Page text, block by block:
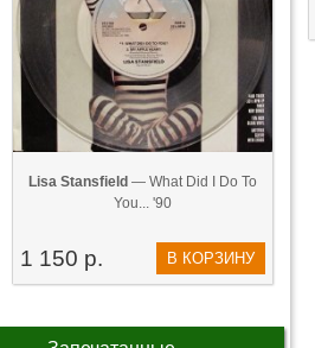
Lisa Stansfield — What Did I Do To
You... '90
1 150 р. В КОРЗИНУ